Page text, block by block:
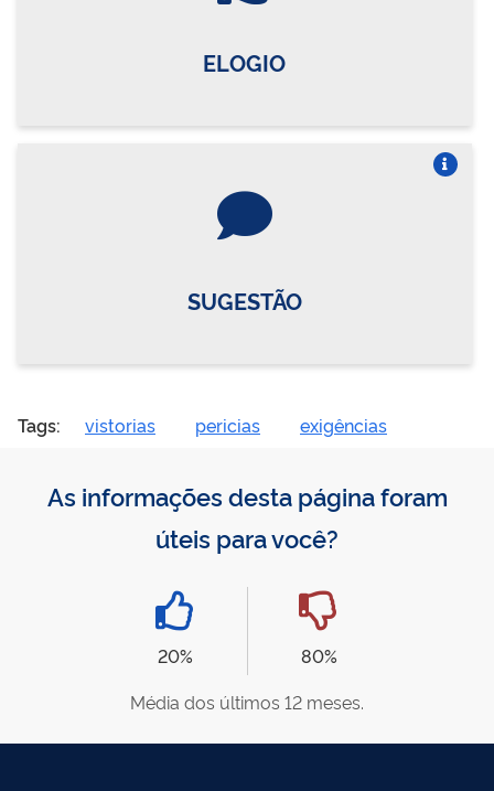
ELOGIO
SUGESTÃO
Tags: vistorias pericias exigências
As informações desta página foram
úteis para você?
20%
80%
Média dos últimos 12 meses.